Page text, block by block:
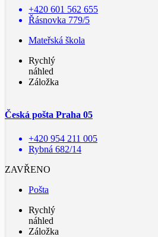
+420 601 562 655
Řásnovka 779/5
Mateřská škola
Rychlý
náhled
Záložka
Česká pošta Praha 05
+420 954 211 005
Rybná 682/14
ZAVŘENO
Pošta
Rychlý
náhled
Záložka